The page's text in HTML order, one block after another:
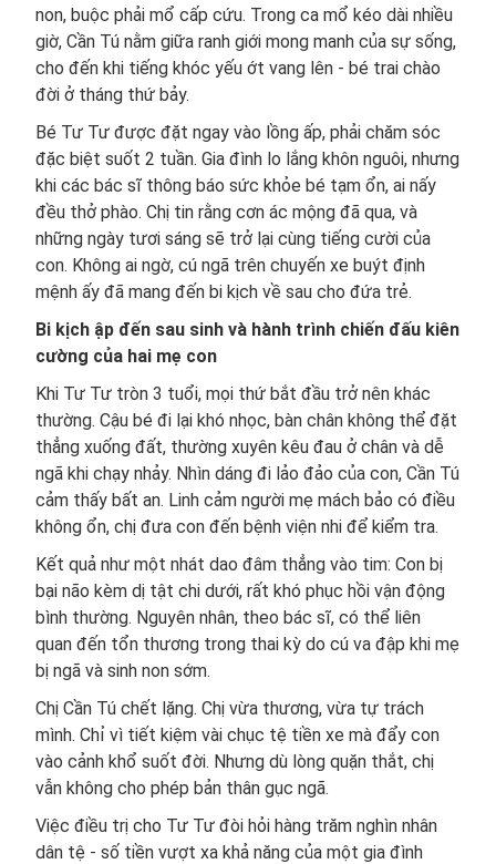
non, buộc phải mổ cấp cứu. Trong ca mổ kéo dài nhiều
giờ, Cần Tú nằm giữa ranh giới mong manh của sự sống,
cho đến khi tiếng khóc yếu ớt vang lên - bé trai chào
đời ở tháng thứ bảy.
Bé Tư Tư được đặt ngay vào lồng ấp, phải chăm sóc
đặc biệt suốt 2 tuần. Gia đình lo lắng khôn nguôi, nhưng
khi các bác sĩ thông báo sức khỏe bé tạm ổn, ai nấy
đều thở phào. Chị tin rằng cơn ác mộng đã qua, và
những ngày tươi sáng sẽ trở lại cùng tiếng cười của
con. Không ai ngờ, cú ngã trên chuyến xe buýt định
mệnh ấy đã mang đến bi kịch về sau cho đứa trẻ.
Bi kịch ập đến sau sinh và hành trình chiến đấu kiên
cường của hai mẹ con
Khi Tư Tư tròn 3 tuổi, mọi thứ bắt đầu trở nên khác
thường. Cậu bé đi lại khó nhọc, bàn chân không thể đặt
thẳng xuống đất, thường xuyên kêu đau ở chân và dễ
ngã khi chạy nhảy. Nhìn dáng đi lảo đảo của con, Cần Tú
cảm thấy bất an. Linh cảm người mẹ mách bảo có điều
không ổn, chị đưa con đến bệnh viện nhi để kiểm tra.
Kết quả như một nhát dao đâm thẳng vào tim: Con bị
bại não kèm dị tật chi dưới, rất khó phục hồi vận động
bình thường. Nguyên nhân, theo bác sĩ, có thể liên
quan đến tổn thương trong thai kỳ do cú va đập khi mẹ
bị ngã và sinh non sớm.
Chị Cần Tú chết lặng. Chị vừa thương, vừa tự trách
mình. Chỉ vì tiết kiệm vài chục tệ tiền xe mà đẩy con
vào cảnh khổ suốt đời. Nhưng dù lòng quặn thắt, chị
vẫn không cho phép bản thân gục ngã.
Việc điều trị cho Tư Tư đòi hỏi hàng trăm nghìn nhân
dân tệ - số tiền vượt xa khả năng của một gia đình